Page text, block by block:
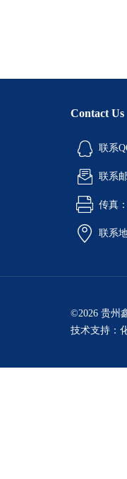
Contact Us
联系
联系
传真
联系
©2026 贵州
技术支持：